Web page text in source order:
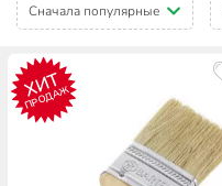
Сначала популярные
ХИТ
ПРОДАЖ